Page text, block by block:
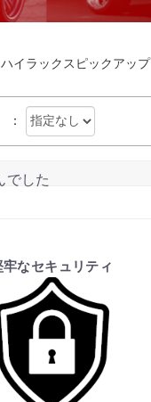
ハイラックスピックアップ
：
でした
牢なセキュリティ